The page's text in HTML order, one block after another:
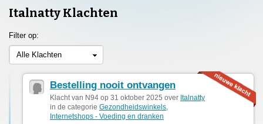
Italnatty Klachten
Filter op:
Alle Klachten
Bestelling nooit ontvangen
Klacht van N94 op 31 oktober 2025 over Italnatty
in de categorie Gezondheidswinkels
Internetshops - Voeding en dranken